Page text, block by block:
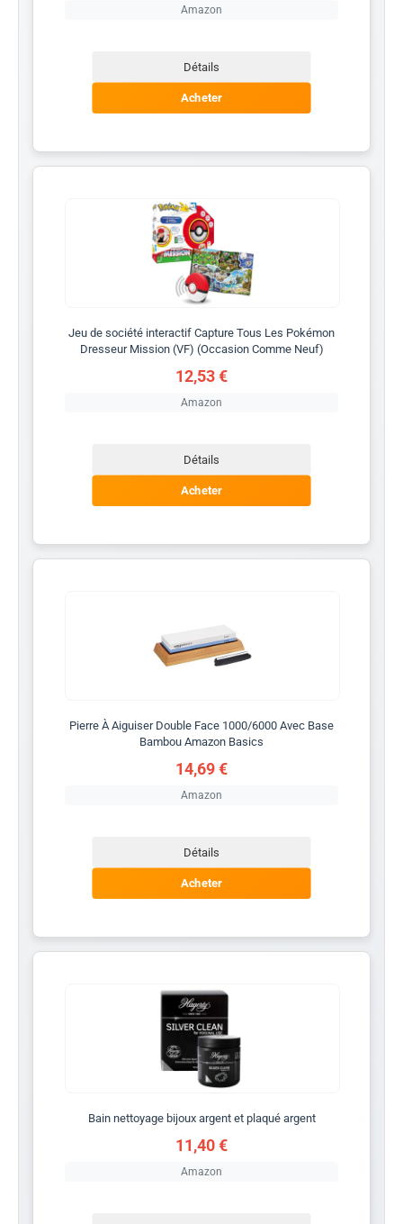
Amazon
Détails
Acheter
Jeu de société interactif Capture Tous Les Pokémon
Dresseur Mission (VF) (Occasion Comme Neuf)
12,53 €
Amazon
Détails
Acheter
Pierre À Aiguiser Double Face 1000/6000 Avec Base
Bambou Amazon Basics
14,69 €
Amazon
Détails
Acheter
Bain nettoyage bijoux argent et plaqué argent
11,40 €
Amazon